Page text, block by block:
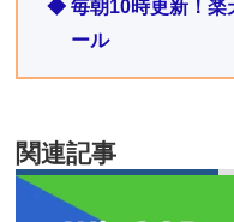
◆ 毎朝10時更新！楽
ール
関連記事